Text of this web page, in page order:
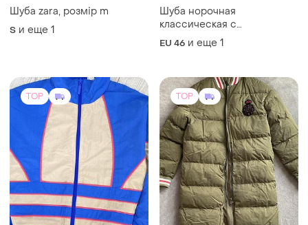
Шуба zara, розмір m
S и еще 1
Шуба норочная
классическая с
чернобуркой продам
термiново❗
EU 46 и еще 1
TOP TOP